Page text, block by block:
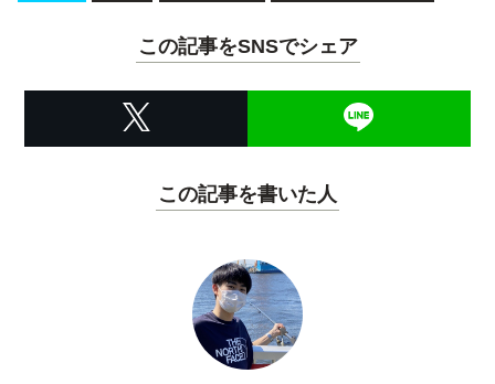
この記事をSNSでシェア
この記事を書いた人